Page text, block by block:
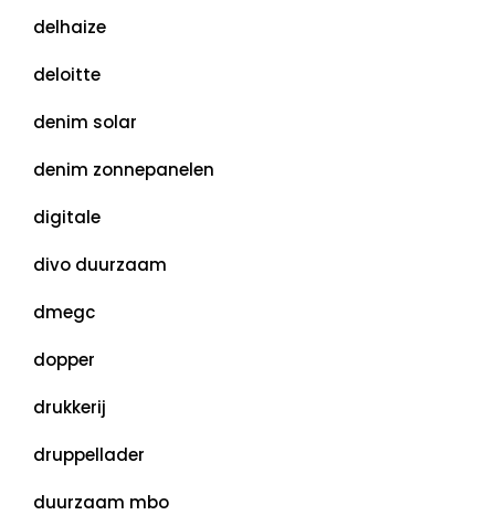
delhaize
deloitte
denim solar
denim zonnepanelen
digitale
divo duurzaam
dmegc
dopper
drukkerij
druppellader
duurzaam mbo